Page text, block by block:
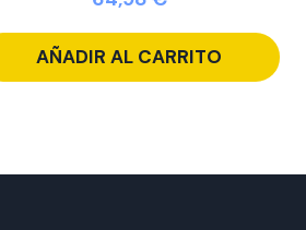
AÑADIR AL CARRITO